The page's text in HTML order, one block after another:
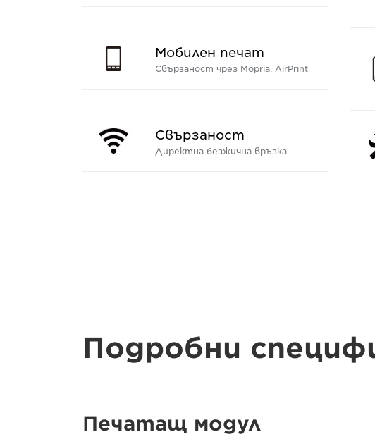
Мобилен печат
Свързаност чрез Mopria, AirPrint
Свързаност
Директна безжична връзка
Подробни
Печатащ модул